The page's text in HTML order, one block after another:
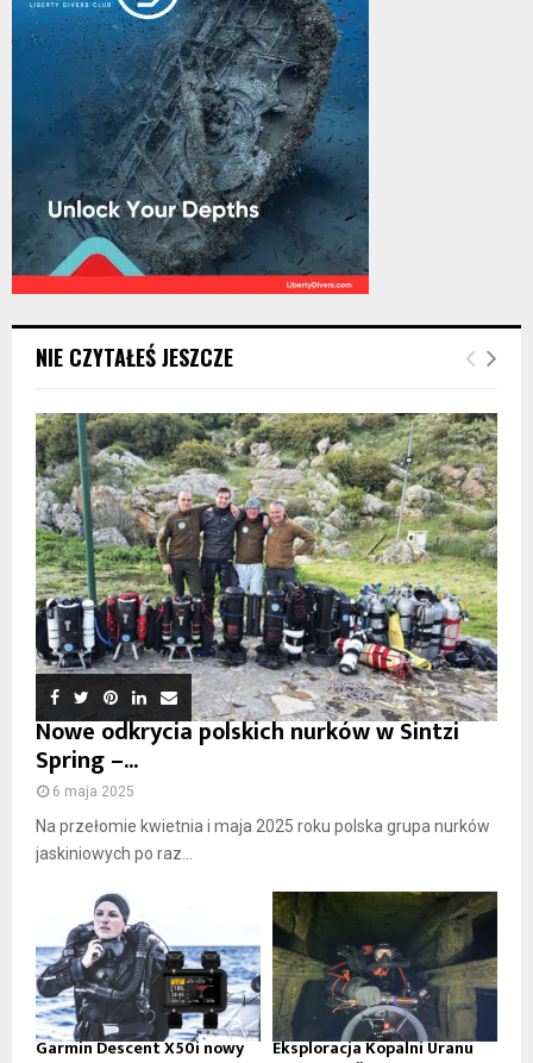
NIE CZYTAŁEŚ JESZCZE
Nowe odkrycia polskich nurków w Sintzi
Spring –...
6 maja 2025
Na przełomie kwietnia i maja 2025 roku polska grupa nurków
jaskiniowych po raz...
Garmin Descent X50i nowy Eksploracja Kopalni Uranu